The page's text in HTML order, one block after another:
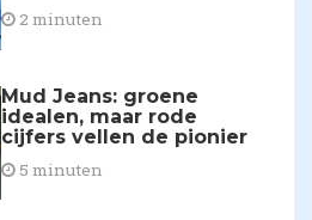
2 minuten
Mud Jeans: groene
idealen, maar rode
cijfers vellen de pionier
5 minuten